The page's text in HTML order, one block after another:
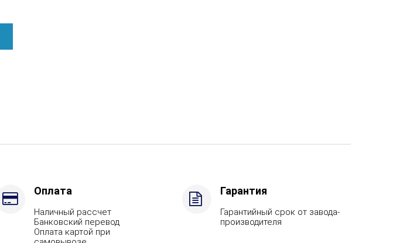
Оплата
Наличный рассчет
Банковский перевод
Оплата картой при
Гарантия
Гарантийный срок от завода-
производителя